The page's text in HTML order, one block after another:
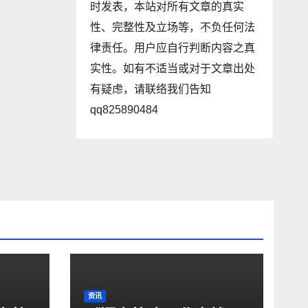
时发表，本站对所有文章的真实
性、完整性及立场等，不负任何法
律责任。用户应自行判断内容之真
实性。如有不适当或对于文章出处
有疑虑，请联络我们告知
qq825890484
资讯